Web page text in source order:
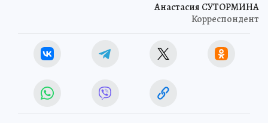
Анастасия СУТОРМИНА
Корреспондент